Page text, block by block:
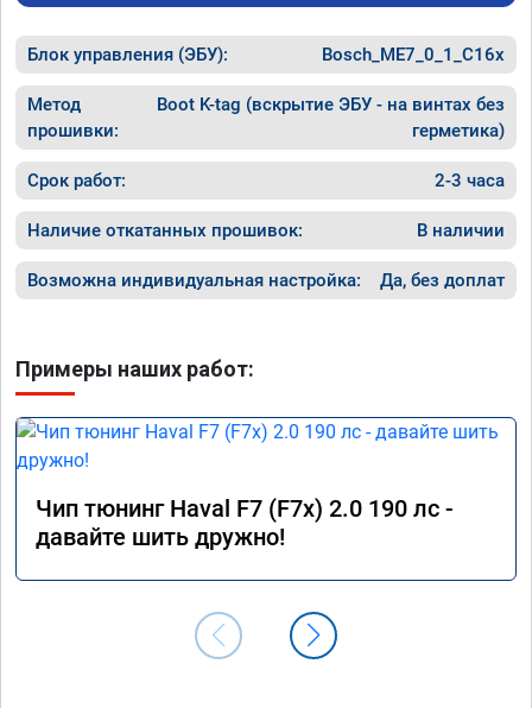
Блок управления (ЭБУ): Bosch_ME7_0_1_C16x
Метод
прошивки:
Boot K-tag (вскрытие ЭБУ - на винтах без
герметика)
Срок работ: 2-3 часа
Наличие откатанных прошивок: В наличии
Возможна индивидуальная настройка: Да, без доплат
Примеры наших работ:
Чип тюнинг Haval F7 (F7x) 2.0 190 лс -
давайте шить дружно!